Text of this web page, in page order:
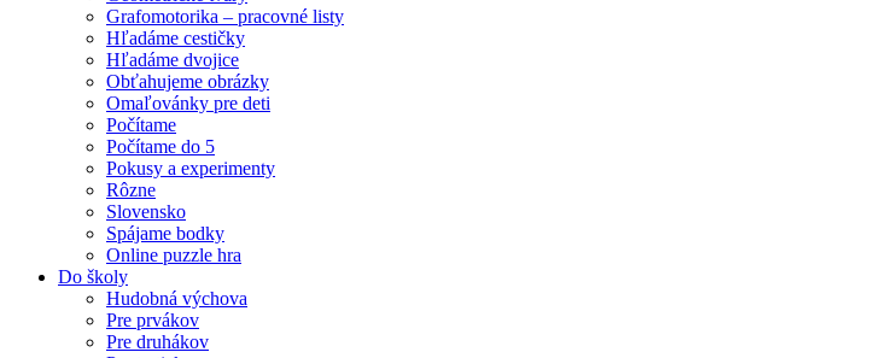
Grafomotorika – pracovné listy
Hľadáme cestičky
Hľadáme dvojice
Obťahujeme obrázky
Omaľovánky pre deti
Počítame
Počítame do 5
Pokusy a experimenty
Rôzne
Slovensko
Spájame bodky
Online puzzle hra
Do školy
Hudobná výchova
Pre prvákov
Pre druhákov